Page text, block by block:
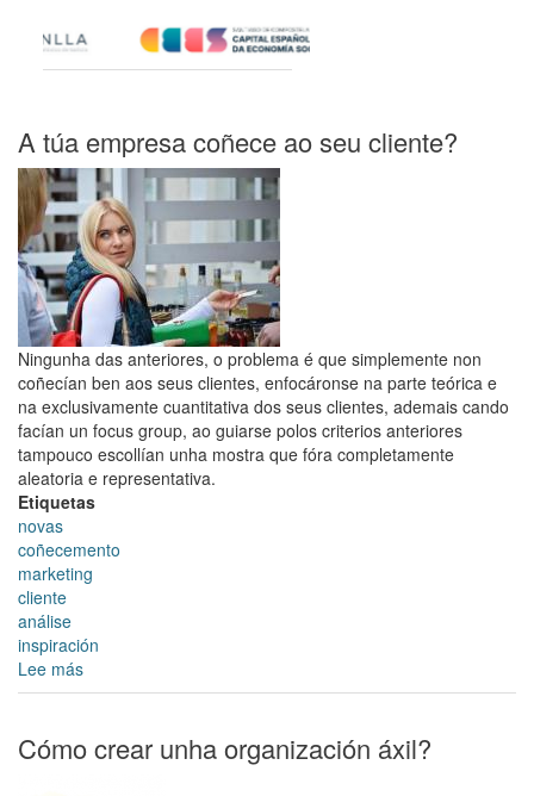
A túa empresa coñece ao seu cliente?
Ningunha das anteriores, o problema é que simplemente non
coñecían ben aos seus clientes, enfocáronse na parte teórica e
na exclusivamente cuantitativa dos seus clientes, ademais cando
facían un focus group, ao guiarse polos criterios anteriores
tampouco escollían unha mostra que fóra completamente
aleatoria e representativa.
Etiquetas
novas
coñecemento
marketing
cliente
análise
inspiración
Lee más
A
empresa
coñece
Cómo crear unha organización áxil?